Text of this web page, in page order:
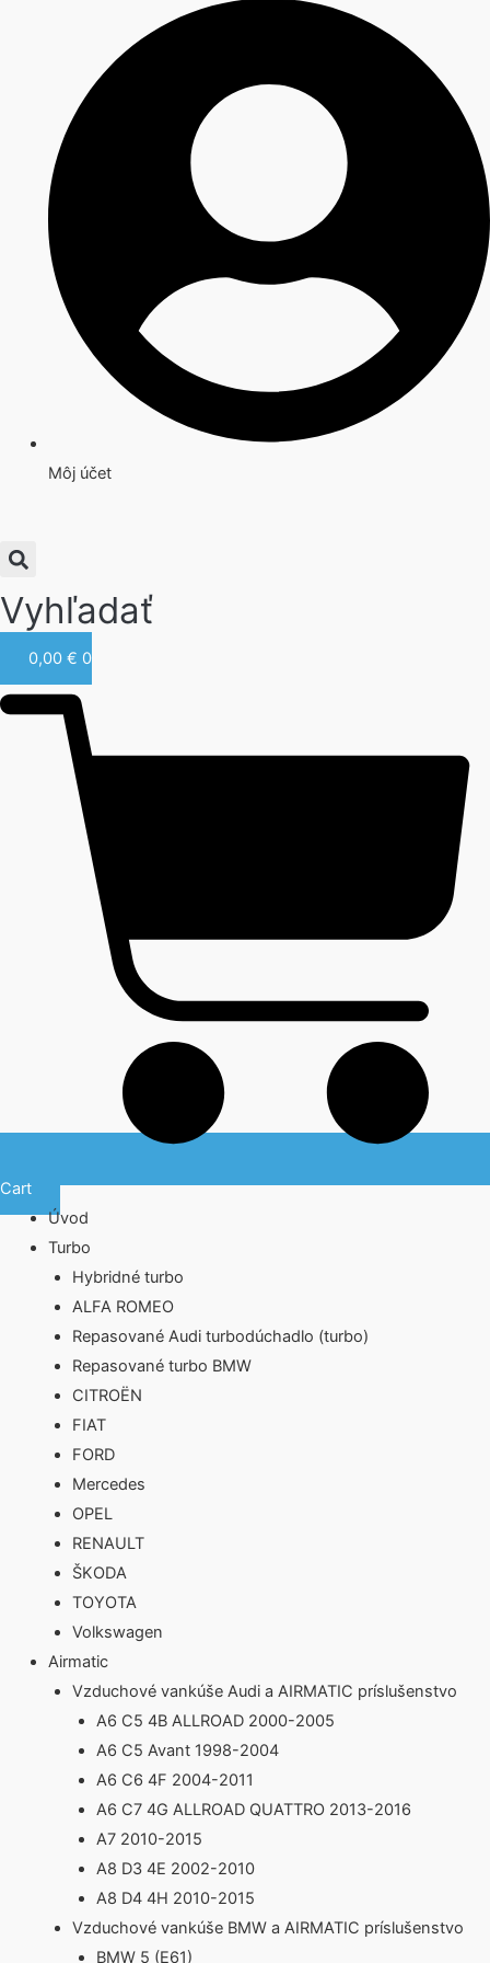
Môj účet
Vyhľadať
0,00 € 0
Cart
Úvod
Turbo
Hybridné turbo
ALFA ROMEO
Repasované Audi turbodúchadlo (turbo)
Repasované turbo BMW
CITROËN
FIAT
FORD
Mercedes
OPEL
RENAULT
ŠKODA
TOYOTA
Volkswagen
Airmatic
Vzduchové vankúše Audi a AIRMATIC príslušenstvo
A6 C5 4B ALLROAD 2000-2005
A6 C5 Avant 1998-2004
A6 C6 4F 2004-2011
A6 C7 4G ALLROAD QUATTRO 2013-2016
A7 2010-2015
A8 D3 4E 2002-2010
A8 D4 4H 2010-2015
Vzduchové vankúše BMW a AIRMATIC príslušenstvo
BMW 5 (E61)